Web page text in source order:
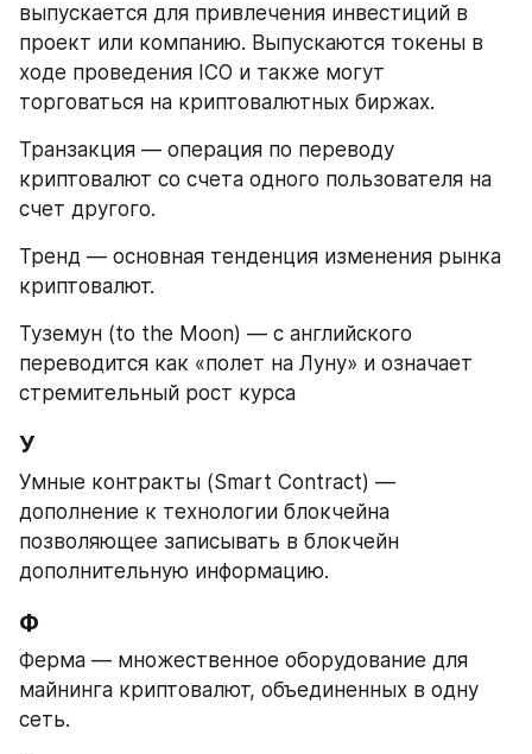
выпускается для привлечения инвестиций в
проект или компанию. Выпускаются токены в
ходе проведения ICO и также могут
торговаться на криптовалютных биржах.
Транзакция — операция по переводу
криптовалют со счета одного пользователя на
счет другого.
Тренд — основная тенденция изменения рынка
криптовалют.
Туземун (to the Moon) — с английского
переводится как «полет на Луну» и означает
стремительный рост курса
У
Умные контракты (Smart Contract) —
дополнение к технологии блокчейна
позволяющее записывать в блокчейн
дополнительную информацию.
Ф
Ферма — множественное оборудование для
майнинга криптовалют, объединенных в одну
сеть.